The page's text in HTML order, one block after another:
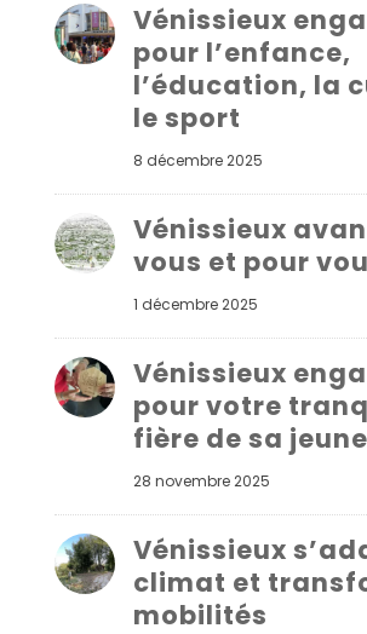
Vénissieux
pour l’enfance,
l’éducation, la
le sport
8 décembre 2025
Vénissieux
vous et pour
1 décembre 2025
Vénissieux
pour votre
fière de sa
28 novembre 2025
Vénissieux
climat et
mobilités